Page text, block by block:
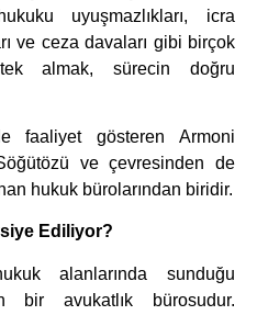
uyuşmazlıkları, icra
ve ceza davaları gibi birçok
almak, sürecin doğru
faaliyet gösteren Armoni
ve çevresinden de
hukuk bürolarından biridir.
Ediliyor?
alanlarında sunduğu
bir avukatlık bürosudur.